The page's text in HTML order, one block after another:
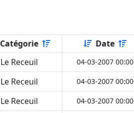
Date
Le Receuil 04-03-2007 00:00
Le Receuil 04-03-2007 00:00
Le Receuil 04-03-2007 00:00